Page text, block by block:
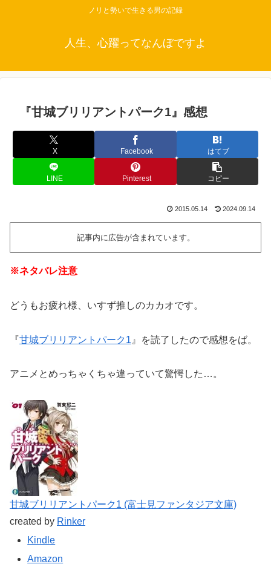
ノリと勢いで生きる男の記録
人生、心躍ってなんぼですよ
『甘城ブリリアントパーク1』感想
X Facebook はてブ
LINE Pinterest コピー
2015.05.14 2024.09.14
記事内に広告が含まれています。
※ネタバレ注意
どうもお疲れ様、いすず推しのカカオです。
『甘城ブリリアントパーク1 』を読了したので感想をば。
アニメとめっちゃくちゃ違っていて驚愕した…。
甘城ブリリアントパーク1 (富士見ファンタジア文庫)
created by Rinker
Kindle
Amazon